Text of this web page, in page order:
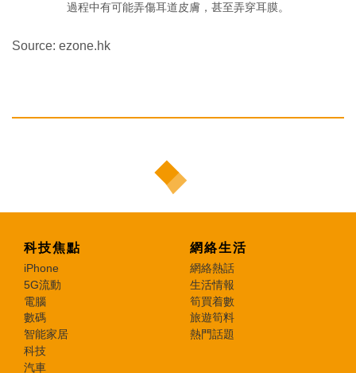
過程中有可能弄傷耳道皮膚，甚至弄穿耳膜。
Source: ezone.hk
科技焦點
iPhone
5G流動
電腦
數碼
智能家居
科技
汽車
網絡生活
網絡熱話
生活情報
筍買着數
旅遊筍料
熱門話題